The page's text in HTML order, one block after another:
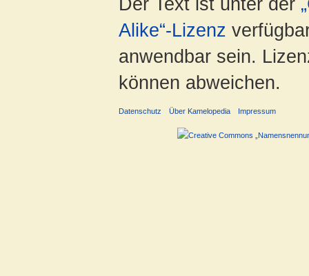
Alike“-Lizenz
anwendbar sein.
können abweichen.
Datenschutz Über Kamelopedia Impressum